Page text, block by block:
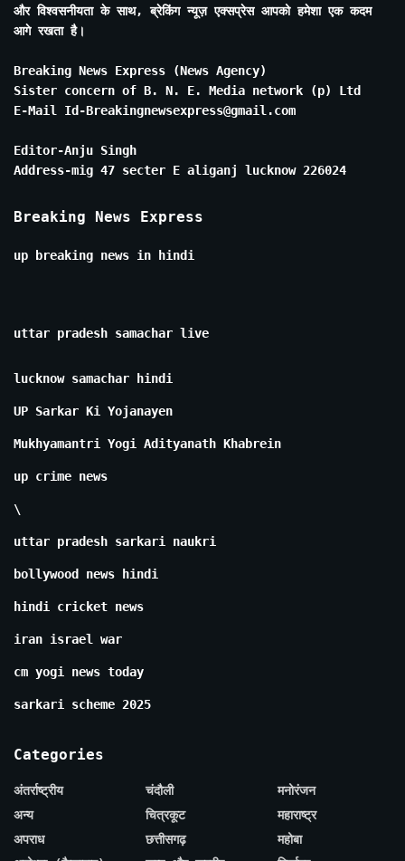
और विश्वसनीयता के साथ, ब्रेकिंग न्यूज़ एक्सप्रेस आपको हमेशा एक कदम
आगे रखता है।
Breaking News Express (News Agency)
Sister concern of B. N. E. Media network (p) Ltd
E-Mail Id-Breakingnewsexpress@gmail.com
Editor-Anju Singh
Address-mig 47 secter E aliganj lucknow 226024
Breaking News Express
up breaking news in hindi
uttar pradesh samachar live
lucknow samachar hindi
UP Sarkar Ki Yojanayen
Mukhyamantri Yogi Adityanath Khabrein
up crime news
\
uttar pradesh sarkari naukri
bollywood news hindi
hindi cricket news
iran israel war
cm yogi news today
sarkari scheme 2025
Categories
अंतर्राष्ट्रीय
अन्य
अपराध
चंदौली
चित्रकूट
छत्तीसगढ़
मनोरंजन
महाराष्ट्र
महोबा